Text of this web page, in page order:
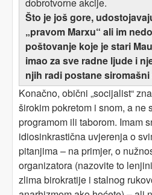
dobrotvorne akcije.
Što je još gore,
„pravom Marxu“ ali im
poštovanje koje je stari
imao za sve radne ljude i
njih radi postane
Konačno, obični „socijalist“
širokim pokretom i snom, a ne
programom ili taborom. Imam
idiosinkrastična uvjerenja o
pitanjima – na primjer, o
organizatora (nazovite to
zlima birokratije i stalnog